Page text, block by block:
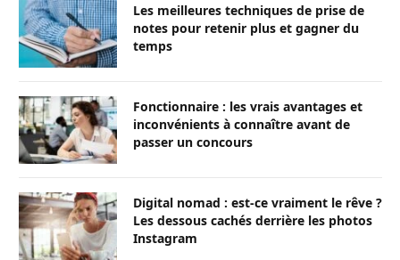
Les meilleures techniques de prise de
notes pour retenir plus et gagner du
temps
Fonctionnaire : les vrais avantages et
inconvénients à connaître avant de
passer un concours
Digital nomad : est-ce vraiment le rêve ?
Les dessous cachés derrière les photos
Instagram